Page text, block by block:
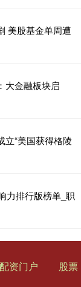
美股基金单周遭
大金融板块启
立“美国获得格陵
力排行版榜单_职
资门户
股票